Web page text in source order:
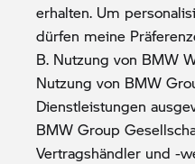
erhalten. Um
dürfen meine
B. Nutzung von BMW
Nutzung von BMW
Dienstleistungen
BMW Group
Vertragshändler und -